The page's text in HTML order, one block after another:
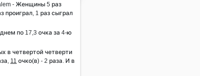
- Женщины 5 раз
проиграл, 1 раз сыграл
по 17,3 очка за 4-ю
в четвертой четверти
11 очко(в) - 2 раза. И в